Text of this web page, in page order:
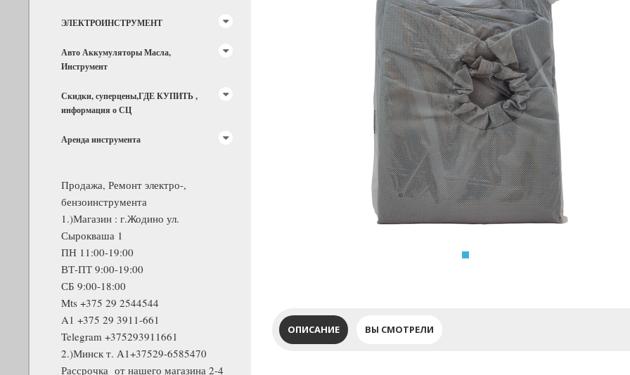
ЭЛЕКТРОИНСТРУМЕНТ
Авто Аккумуляторы Масла,
Инструмент
Скидки, суперцены,ГДЕ КУПИТЬ ,
информация о СЦ
Аренда инструмента
Продажа, Ремонт электро-,
бензоинструмента
1.)Магазин : г.Жодино ул.
Сырокваша 1
ПН 11:00-19:00
ВТ-ПТ 9:00-19:00
СБ 9:00-18:00
Mts +375 29 2544544
A1 +375 29 3911-661
Telegram +375293911661
2.)Минск т. А1+37529-6585470
Рассрочка от нашего магазина 2-4
ОПИСАНИЕ ВЫ СМОТРЕЛИ